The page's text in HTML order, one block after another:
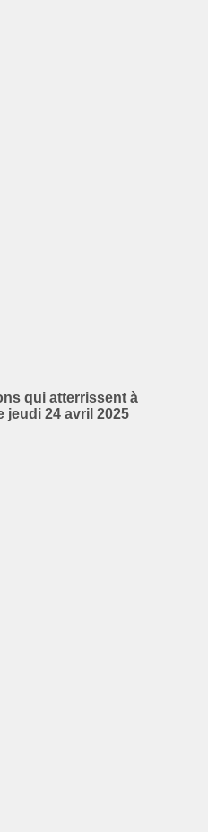
qui atterrissent à
jeudi 24 avril 2025